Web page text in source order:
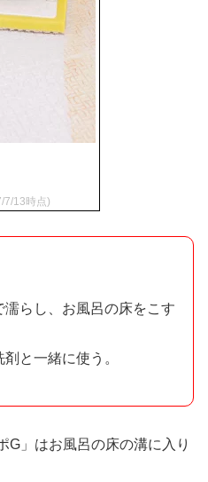
7/13時点)
らし、お風呂の床をこす
と一緒に使う。
」はお風呂の床の溝に入り